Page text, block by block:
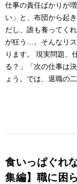
仕事の責任ばかりが
い」と、布団から起
だし、誰も養ってく
が狂う…。そんなリ
ります。 現実問題、
る？」「次の仕事は
ょう。では、退職の
食いっぱぐれ
集編】職に困